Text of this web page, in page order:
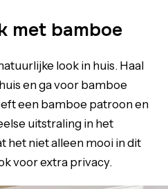
met bamboe
look in huis. Haal
en ga voor bamboe
een bamboe patroon en
uitstraling in het
het niet alleen mooi in dit
voor extra privacy.